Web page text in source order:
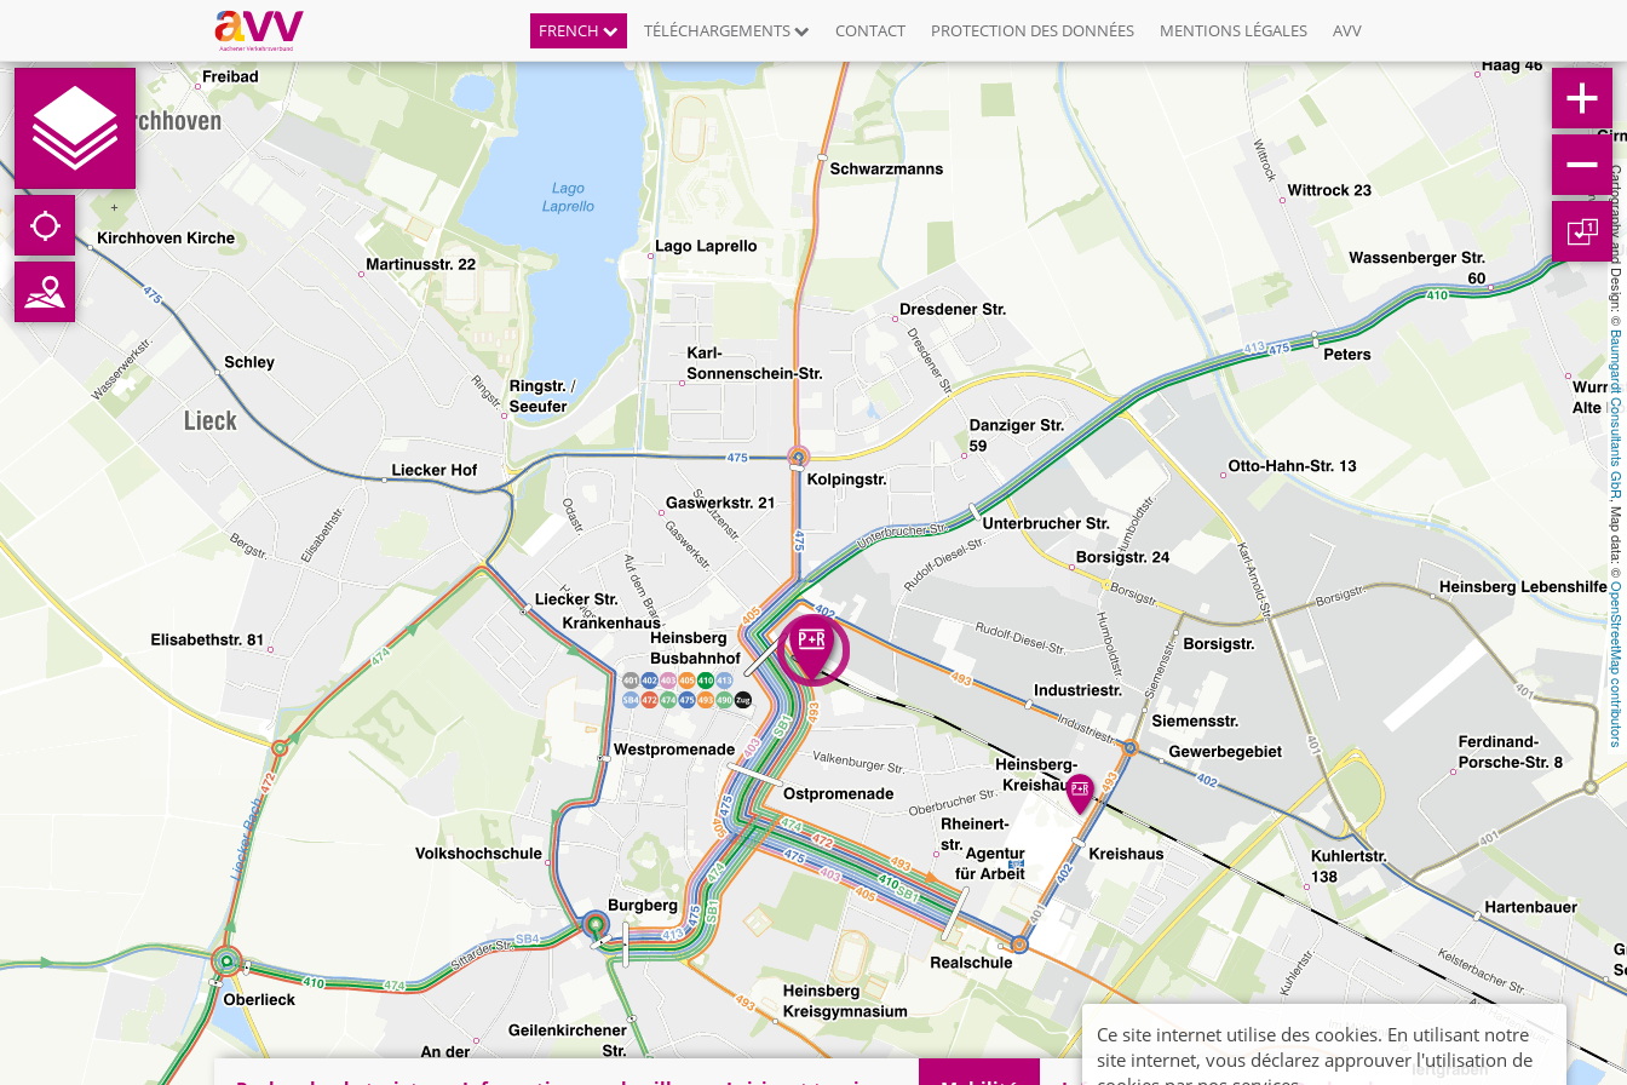
FRENCH TÉLÉCHARGEMENTS CONTACT PROTECTION DES DONNÉES MENTIONS LÉGALES AVV
Cartography and Design: ©
Baumgardt Consultants GbR
, Map data: ©
OpenStreetMap contributors
1
Ce site internet utilise des cookies. En utilisant notre
site internet, vous déclarez approuver l'utilisation de